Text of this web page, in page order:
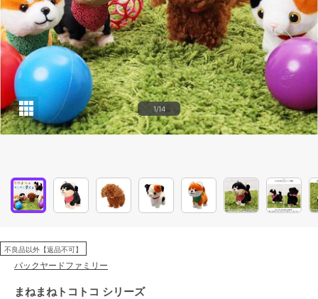
1/14
不良品以外【返品不可】
バックヤードファミリー
まねまねトコトコ シリーズ